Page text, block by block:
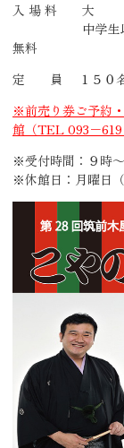
入 場 料 大 人
中学生以下
無料
定 員 １５０名
※前売り券ご予約
館（TEL 093－619
※受付時間：９時
※休館日：月曜日